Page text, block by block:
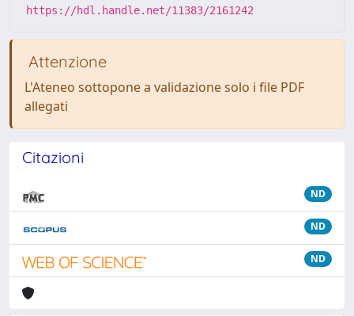
https://hdl.handle.net/11383/2161242
Attenzione
L'Ateneo sottopone a validazione solo i file PDF
allegati
Citazioni
ND
ND
ND